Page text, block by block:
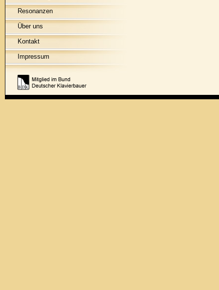
Resonanzen
Über uns
Kontakt
Impressum